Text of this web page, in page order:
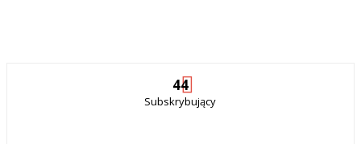
44
Subskrybujący